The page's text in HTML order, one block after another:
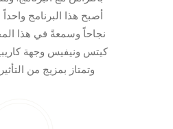
أصبح هذا البرنامج
نجاحاً وسمعةً في هذا
كيتس ونيفيس وجهة
وتمتاز بمزيج من